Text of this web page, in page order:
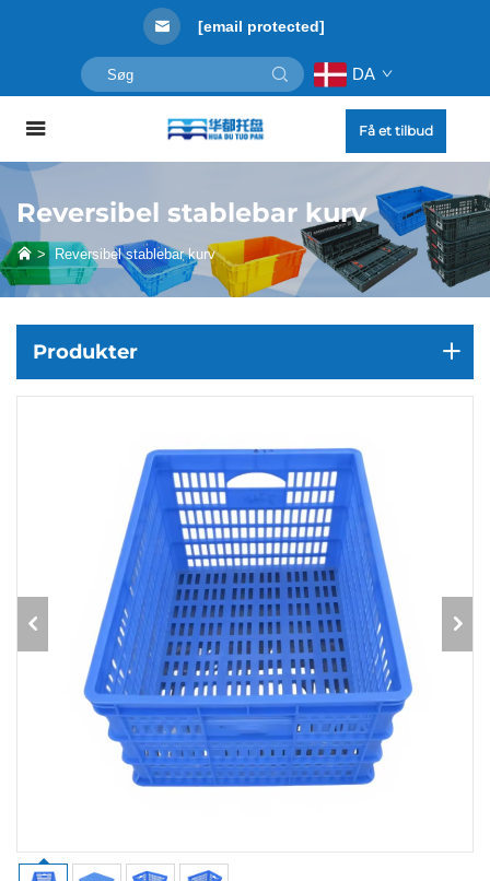
[email protected]
DA
Få et tilbud
Reversibel stablebar kurv
> Reversibel stablebar kurv
Produkter